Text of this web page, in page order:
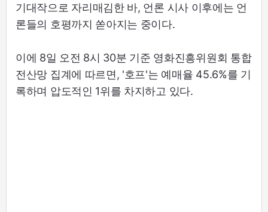
기대작으로 자리매김한 바, 언론 시사 이후에는 언
론들의 호평까지 쏟아지는 중이다.
이에 8일 오전 8시 30분 기준 영화진흥위원회 통합
전산망 집계에 따르면, '호프'는 예매율 45.6%를 기
록하며 압도적인 1위를 차지하고 있다.